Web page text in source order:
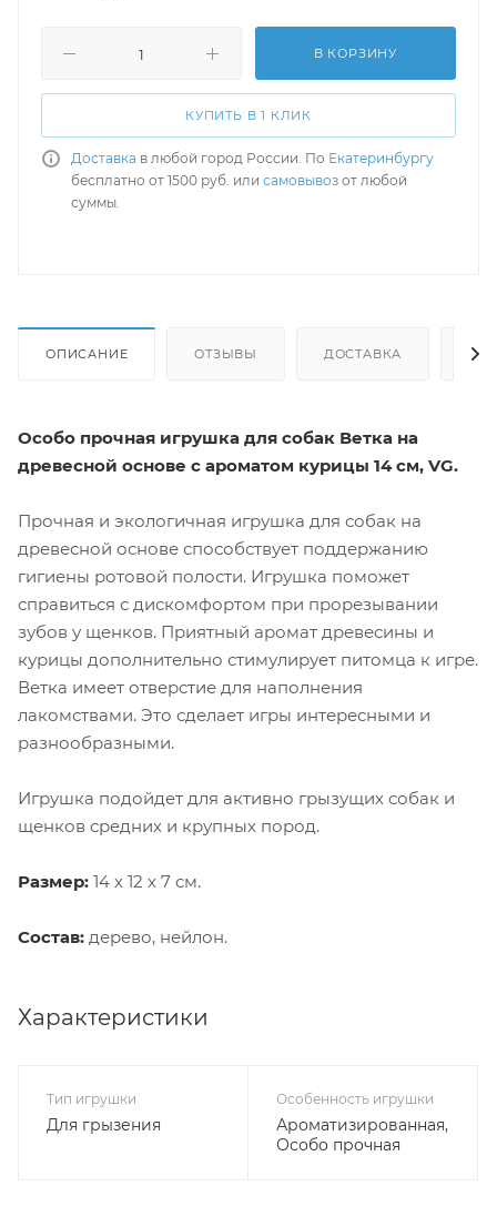
В КОРЗИНУ
КУПИТЬ В 1 КЛИК
Доставка в любой город России. По Екатеринбургу
бесплатно от 1500 руб. или самовывоз от любой
суммы.
ОПИСАНИЕ ОТЗЫВЫ ДОСТАВКА
Особо прочная игрушка для собак Ветка на
древесной основе с ароматом курицы 14 см, VG.
Прочная и экологичная игрушка для собак на
древесной основе способствует поддержанию
гигиены ротовой полости. Игрушка поможет
справиться с дискомфортом при прорезывании
зубов у щенков. Приятный аромат древесины и
курицы дополнительно стимулирует питомца к игре.
Ветка имеет отверстие для наполнения
лакомствами. Это сделает игры интересными и
разнообразными.
Игрушка подойдет для активно грызущих собак и
щенков средних и крупных пород.
Размер: 14 х 12 х 7 см.
Состав: дерево, нейлон.
Характеристики
Тип игрушки
Для грызения
Особенность игрушки
Ароматизированная,
Особо прочная